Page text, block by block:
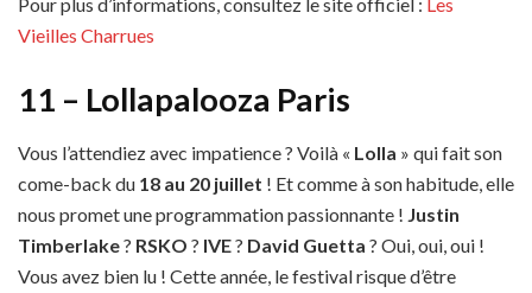
Pour plus d’informations, consultez le site officiel : Les
Vieilles Charrues
11 – Lollapalooza Paris
Vous l’attendiez avec impatience ? Voilà « Lolla » qui fait son
come-back du 18 au 20 juillet ! Et comme à son habitude, elle
nous promet une programmation passionnante ! Justin
Timberlake? RSKO ? IVE? David Guetta ? Oui, oui, oui !
Vous avez bien lu ! Cette année, le festival risque d’être